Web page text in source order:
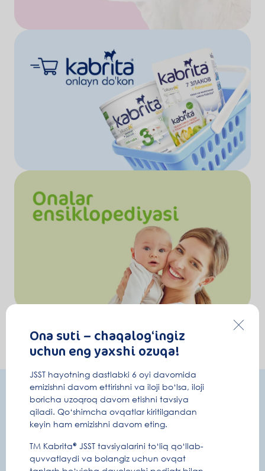
Obuna bo'ling va foydali ma'lumotlarni
qulay usulda oling
Homiladorlik va chaqaloqni parvarish qilish haqida
ma'lumot
Maxfiy promokod va konkurslar
Ona suti – chaqalog‘ingiz
uchun eng yaxshi ozuqa!
JSST hayotning dastlabki 6 oyi davomida
emizishni davom ettirishni va iloji bo‘lsa, iloji
boricha uzoqroq davom etishni tavsiya
qiladi. Qo‘shimcha ovqatlar kiritilgandan
keyin ham emizishni davom eting.
TM Kabrita® JSST tavsiyalarini to‘liq qo‘llab-
quvvatlaydi va bolangiz uchun ovqat